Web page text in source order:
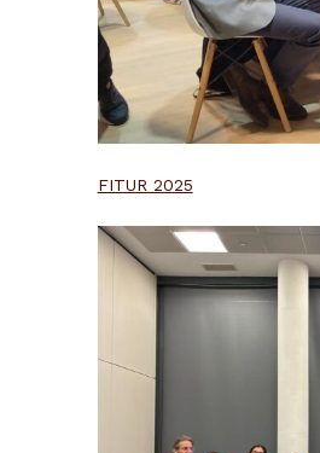
FITUR 2025